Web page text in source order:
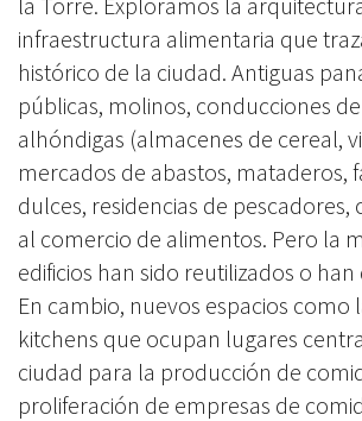
infraestructura alimentaria que
histórico de la ciudad. Antiguas
públicas, molinos, conducciones
alhóndigas (almacenes de cereal,
mercados de abastos, mataderos,
dulces, residencias de pescadores,
al comercio de alimentos. Pero la
edificios han sido reutilizados o
En cambio, nuevos espacios como
kitchens que ocupan lugares
ciudad para la producción de
proliferación de empresas de